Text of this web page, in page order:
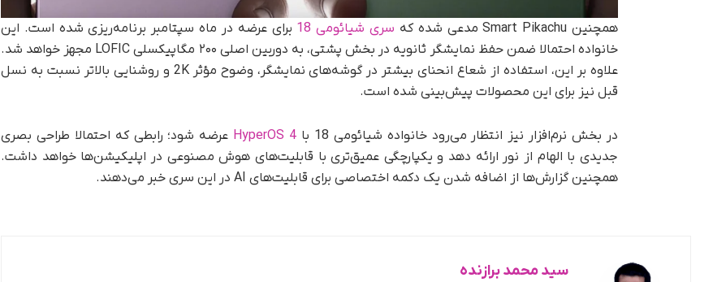
همچنین Smart Pikachu مدعی شده که سری شیائومی 18
برای عرضه در ماه سپتامبر برنامه‌ریزی شده است. این
خانواده احتمالا ضمن حفظ نمایشگر ثانویه در بخش پشتی، به دوربین اصلی ۲۰۰ مگاپیکسلی LOFIC مجهز خواهد شد.
علاوه بر این، استفاده از شعاع انحنای بیشتر در گوشه‌های نمایشگر، وضوح مؤثر 2K و روشنایی بالاتر نسبت به نسل
قبل نیز برای این محصولات پیش‌بینی شده است.
در بخش نرم‌افزار نیز انتظار می‌رود خانواده شیائومی 18 با HyperOS 4 عرضه شود؛ رابطی که احتمالا طراحی بصری
جدیدی با الهام از نور ارائه دهد و یکپارچگی عمیق‌تری با قابلیت‌های هوش مصنوعی در اپلیکیشن‌ها خواهد داشت.
همچنین گزارش‌ها از اضافه شدن یک دکمه اختصاصی برای قابلیت‌های AI در این سری خبر می‌دهند.
سید محمد برازنده